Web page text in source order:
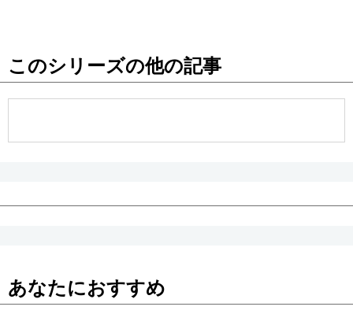
お知らせ
このシリーズの他の記事
あなたにおすすめ